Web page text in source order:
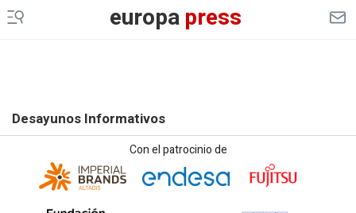
europapress
Desayunos Informativos
Con el patrocinio de